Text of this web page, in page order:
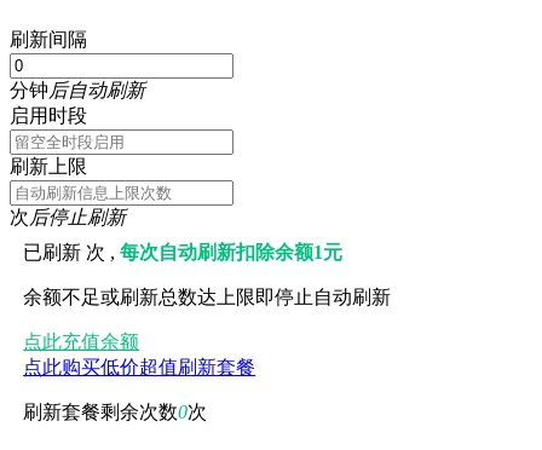
刷新间隔
分钟后自动刷新
启用时段
刷新上限
次后停止刷新
已刷新 次 ,每次自动刷新扣除余额1元
余额不足或刷新总数达上限即停止自动刷新
点此充值余额
点此购买低价超值刷新套餐
刷新套餐剩余次数0次